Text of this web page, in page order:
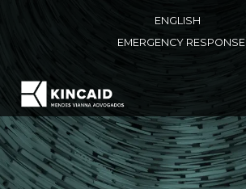
ENGLISH
EMERGENCY RESPONSE